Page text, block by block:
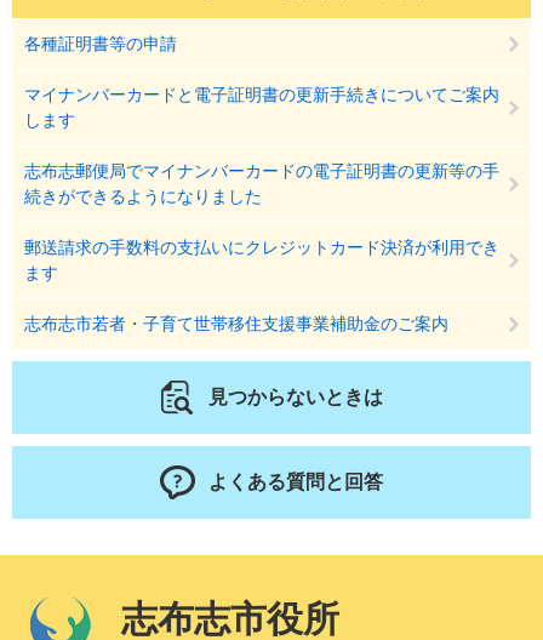
各種証明書等の申請
マイナンバーカードと電子証明書の更新手続きについてご案内
します
志布志郵便局でマイナンバーカードの電子証明書の更新等の手
続きができるようになりました
郵送請求の手数料の支払いにクレジットカード決済が利用でき
ます
志布志市若者・子育て世帯移住支援事業補助金のご案内
見つからないときは
よくある質問と回答
志布志市役所